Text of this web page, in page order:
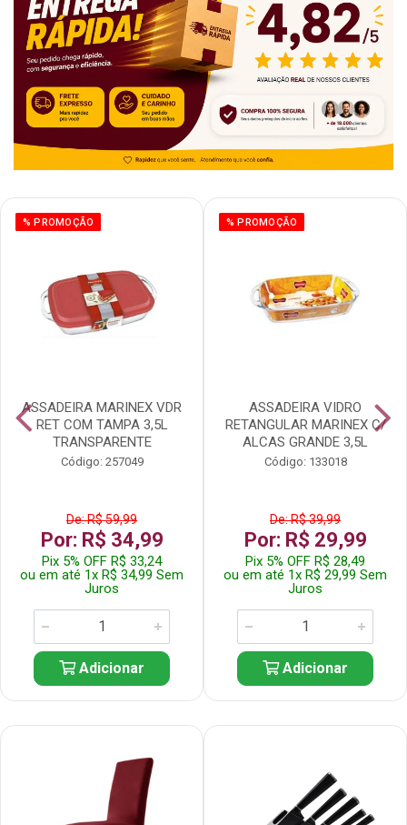
% PROMOÇÃO
ASSADEIRA MARINEX VDR
RET COM TAMPA 3,5L
TRANSPARENTE
Código: 257049
De: R$ 59,99
Por: R$ 34,99
Pix 5% OFF R$ 33,24
ou em até 1x R$ 34,99 Sem
Juros
Adicionar
% PROMOÇÃO
ASSADEIRA VIDRO
RETANGULAR MARINEX C/
ALCAS GRANDE 3,5L
Código: 133018
De: R$ 39,99
Por: R$ 29,99
Pix 5% OFF R$ 28,49
ou em até 1x R$ 29,99 Sem
Juros
Adicionar